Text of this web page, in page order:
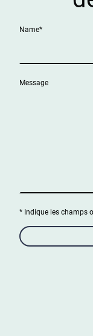
Name*
Message
* Indique les champs